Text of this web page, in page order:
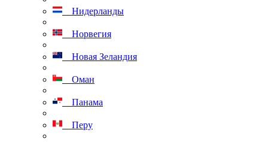
Нидерланды
Норвегия
Новая Зеландия
Оман
Панама
Перу